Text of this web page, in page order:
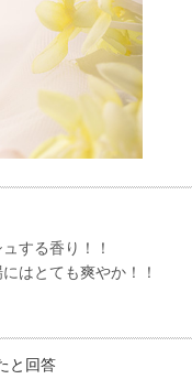
する香り！！
はとても爽やか！！
と回答